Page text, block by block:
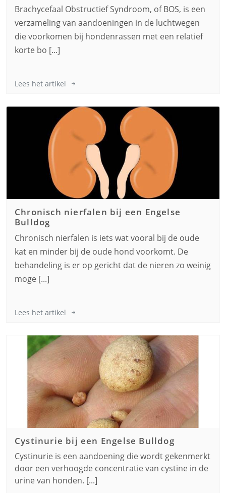
Brachycefaal Obstructief Syndroom, of BOS, is een
verzameling van aandoeningen in de luchtwegen
die voorkomen bij hondenrassen met een relatief
korte bo [...]
Lees het artikel
Chronisch nierfalen bij een Engelse
Bulldog
Chronisch nierfalen is iets wat vooral bij de oude
kat en minder bij de oude hond voorkomt. De
behandeling is er op gericht dat de nieren zo weinig
moge [...]
Lees het artikel
Cystinurie bij een Engelse Bulldog
Cystinurie is een aandoening die wordt gekenmerkt
door een verhoogde concentratie van cystine in de
urine van honden. [...]